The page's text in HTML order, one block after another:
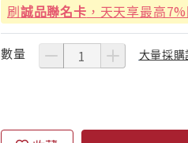
刷誠品聯名卡 ，天天享最高
數量 大量採